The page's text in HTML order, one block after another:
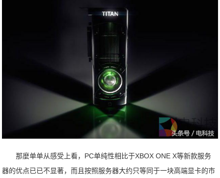
那麼单单从感受上看，PC单纯性相比于XBOX ONE X等新款服务
器的优点已已不显著，而且按照服务器大约只等同于一块高端显卡的市